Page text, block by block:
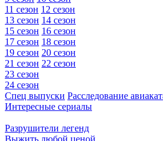
11 сезон 12 сезон
13 сезон 14 сезон
15 сезон 16 сезон
17 сезон 18 сезон
19 сезон 20 сезон
21 сезон 22 сезон
23 сезон
24 сезон
Спец выпуски Расследование
Интересные сериалы
Разрушители легенд
Выжить любой ценой